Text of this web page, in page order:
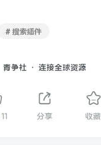
# 搜索插件
青争社 · 连接全球资源
11 分享 收藏